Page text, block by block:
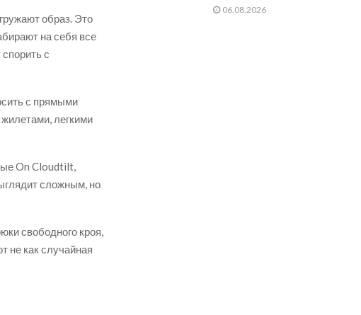
образ. Это
на себя все
с
с прямыми
легкими
On Cloudtilt,
сложным, но
свободного кроя,
не как случайная
06.08.2026